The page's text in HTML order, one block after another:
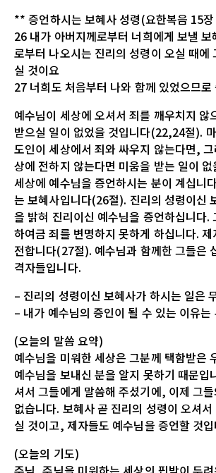
** 증언하시는 보혜사 성령(요한복음 15
26 내가 아버지께로부터 너희에게 보낼 보
로부터 나오시는 진리의 성령이 오실 때에
실 것이요
27 너희도 처음부터 나와 함께 있었으므
예수님이 세상에 오셔서 죄를 깨우치지 않
받으실 일이 없었을 것입니다(22,24절).
도인이 세상에서 죄와 싸우지 않는다면,
상에 전하지 않는다면 미움을 받는 일이
세상에 예수님을 증언하시는 분이 계십니
는 보혜사입니다(26절). 진리의 성령이신
을 밝혀 진리이신 예수님을 증언하십니다.
하여금 죄를 변명하지 못하게 하십니다.
전합니다(27절). 예수님과 함께한 그들은
격자들입니다.
– 진리의 성령이신 보혜사가 하시는 일은
– 내가 예수님의 증인이 될 수 있는 이유는
(오늘의 말씀 요약)
예수님을 미워한 세상은 그분께 택함받은
예수님을 보내신 분을 알지 못하기 때문입
셔서 그들에게 말씀해 주셨기에, 이제 그
없습니다. 보혜사 곧 진리의 성령이 오셔
실 것이고, 제자들도 예수님을 증언할 것
(오늘의 기도)